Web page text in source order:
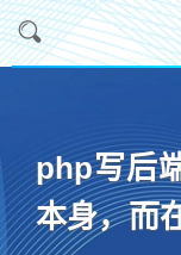
php写后
本身，而